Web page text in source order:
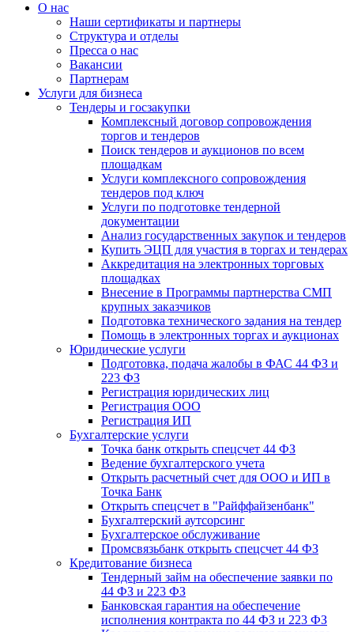
О нас
Наши сертификаты и партнеры
Структура и отделы
Пресса о нас
Вакансии
Партнерам
Услуги для бизнеса
Тендеры и госзакупки
Комплексный договор сопровождения
торгов и тендеров
Поиск тендеров и аукционов по всем
площадкам
Услуги комплексного сопровождения
тендеров под ключ
Услуги по подготовке тендерной
документации
Анализ государственных закупок и тендеров
Купить ЭЦП для участия в торгах и тендерах
Аккредитация на электронных торговых
площадках
Внесение в Программы партнерства СМП
крупных заказчиков
Подготовка технического задания на тендер
Помощь в электронных торгах и аукционах
Юридические услуги
Подготовка, подача жалобы в ФАС 44 ФЗ и
223 ФЗ
Регистрация юридических лиц
Регистрация ООО
Регистрация ИП
Бухгалтерские услуги
Точка банк открыть спецсчет 44 ФЗ
Ведение бухгалтерского учета
Открыть расчетный счет для ООО и ИП в
Точка Банк
Открыть спецсчет в "Райффайзенбанк"
Бухгалтерский аутсорсинг
Бухгалтерское обслуживание
Промсвязьбанк открыть спецсчет 44 ФЗ
Кредитование бизнеса
Тендерный займ на обеспечение заявки по
44 ФЗ и 223 ФЗ
Банковская гарантия на обеспечение
исполнения контракта по 44 ФЗ и 223 ФЗ